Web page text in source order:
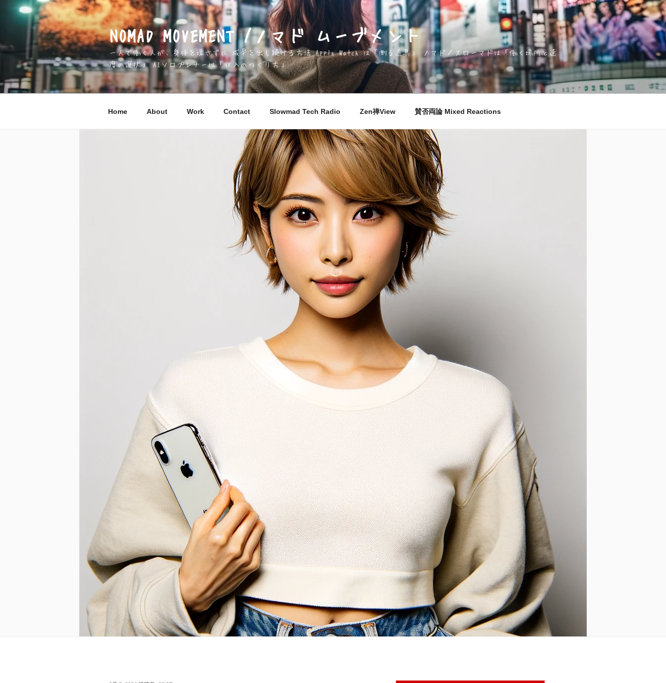
キ
NOMAD MOVEMENT /ノマド ムーブメント
一人で働く人が、身体を壊さずに 成果を出し続ける方法 Apple Watch は「測る道具」 ノマド／スローマドは「働く場所と速
度の選択」 AIソロプレナーは「収入のつくり方」
Home About Work Contact Slowmad Tech Radio Zen禅View 賛否両論 Mixed Reactions